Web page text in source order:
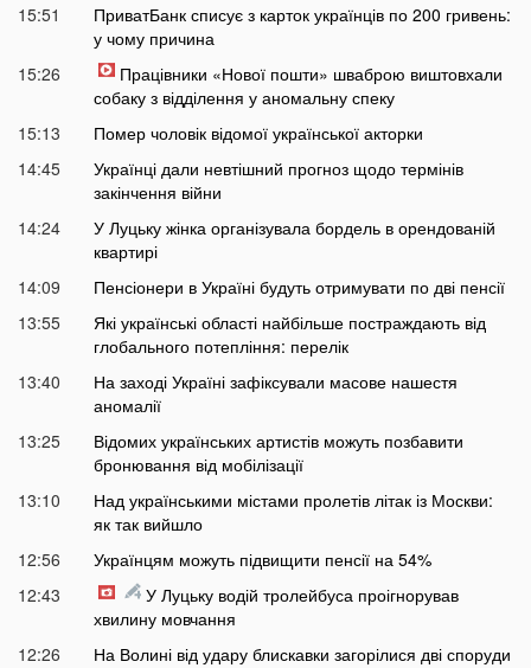
15:51
ПриватБанк списує з карток українців по 200 гривень:
у чому причина
15:26
Працівники «Нової пошти» шваброю виштовхали
собаку з відділення у аномальну спеку
15:13
Помер чоловік відомої української акторки
14:45
Українці дали невтішний прогноз щодо термінів
закінчення війни
14:24
У Луцьку жінка організувала бордель в орендованій
квартирі
14:09
Пенсіонери в Україні будуть отримувати по дві пенсії
13:55
Які українські області найбільше постраждають від
глобального потепління: перелік
13:40
На заході Україні зафіксували масове нашестя
аномалії
13:25
Відомих українських артистів можуть позбавити
бронювання від мобілізації
13:10
Над українськими містами пролетів літак із Москви:
як так вийшло
12:56
Українцям можуть підвищити пенсії на 54%
12:43
У Луцьку водій тролейбуса проігнорував
хвилину мовчання
12:26
На Волині від удару блискавки загорілися дві споруди